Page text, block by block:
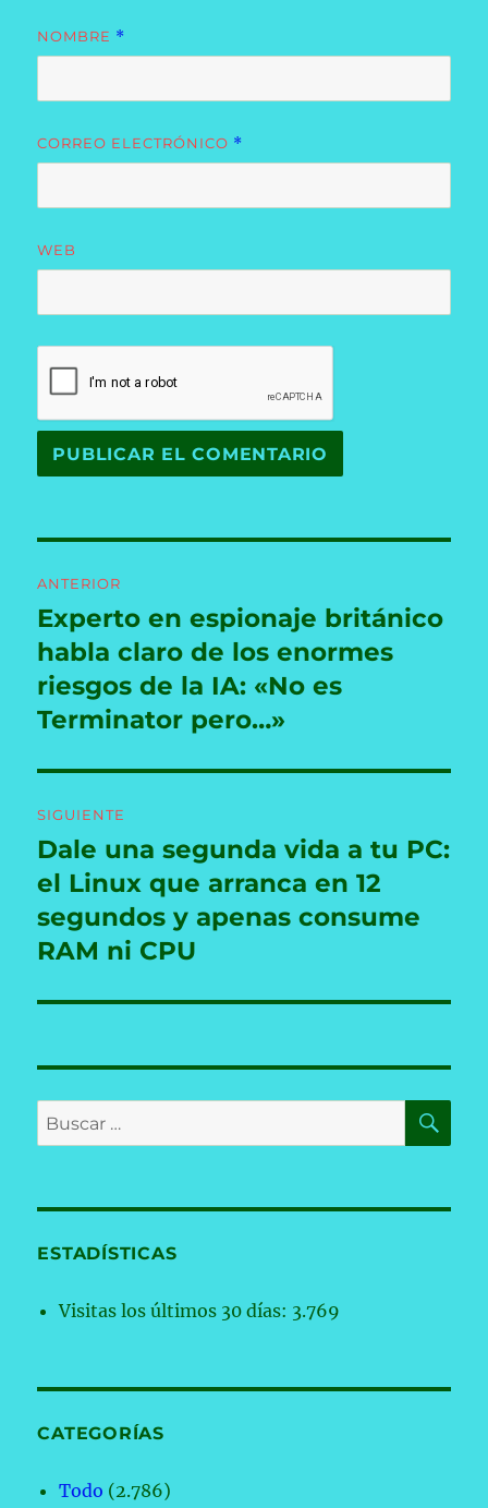
NOMBRE *
CORREO ELECTRÓNICO *
WEB
de
entradas
ANTERIOR
Entrada
anterior:
Experto en espionaje británico
habla claro de los enormes
riesgos de la IA: «No es
Terminator pero…»
SIGUIENTE
Entrada
siguiente:
Dale una segunda vida a tu PC:
el Linux que arranca en 12
segundos y apenas consume
RAM ni CPU
Buscar
por:
ESTADÍSTICAS
Visitas los últimos 30 días: 3.769
CATEGORÍAS
Todo (2.786)